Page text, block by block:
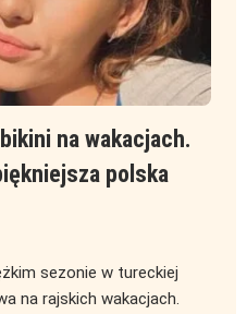
na wakacjach.
polska
sezonie w tureckiej
na rajskich wakacjach.